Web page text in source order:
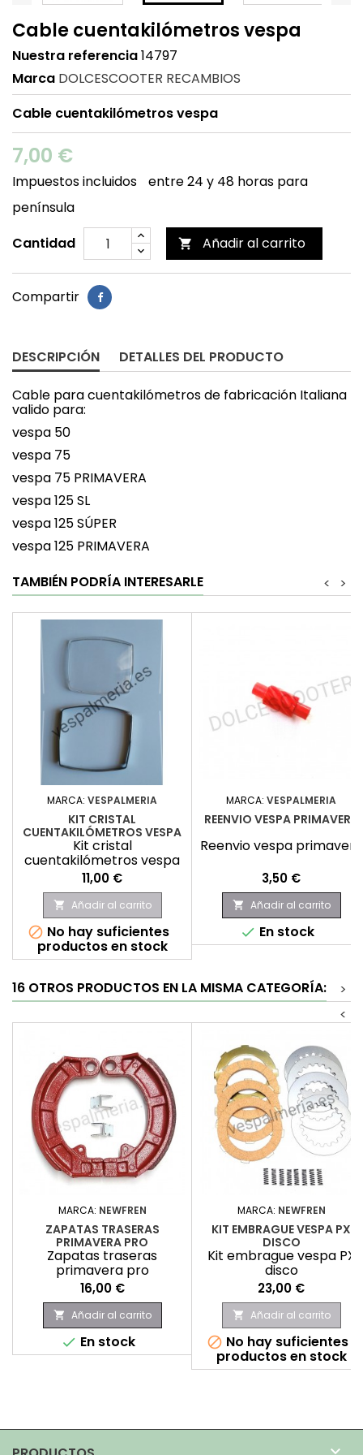
Cable cuentakilómetros vespa
Nuestra referencia14797
Marca DOLCESCOOTER RECAMBIOS
Cable cuentakilómetros vespa
7,00 €
Impuestos incluidos
entre 24 y 48 horas para
península
Cantidad
 Añadir al carrito
Compartir
DESCRIPCIÓN DETALLES DEL PRODUCTO
Cable para cuentakilómetros de fabricación Italiana
valido para:
vespa 50
vespa 75
vespa 75 PRIMAVERA
vespa 125 SL
vespa 125 SÚPER
vespa 125 PRIMAVERA
TAMBIÉN PODRÍA INTERESARLE
>
<
MARCA: VESPALMERIA
KIT CRISTAL
CUENTAKILÓMETROS VESPA
Kit cristal
cuentakilómetros vespa
Precio
11,00 €
 Añadir al carrito
 No hay suficientes
productos en stock
MARCA: VESPALMERIA
REENVIO VESPA PRIMAVERA
Reenvio vespa primavera
Precio
3,50 €
 Añadir al carrito
 En stock
16 OTROS PRODUCTOS EN LA MISMA CATEGORÍA:
>
<
MARCA: NEWFREN
ZAPATAS TRASERAS
PRIMAVERA PRO
Zapatas traseras
primavera pro
Precio
16,00 €
 Añadir al carrito
 En stock
MARCA: NEWFREN
KIT EMBRAGUE VESPA PX
DISCO
Kit embrague vespa PX
disco
Precio
23,00 €
 Añadir al carrito
 No hay suficientes
productos en stock